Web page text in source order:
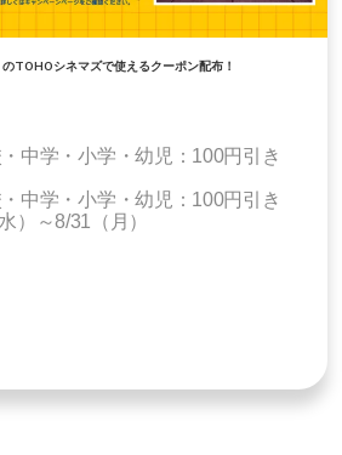
TOHOシネマズで使えるクーポン配布！
中学・小学・幼児：100円引き
中学・小学・幼児：100円引き
）～8/31（月）